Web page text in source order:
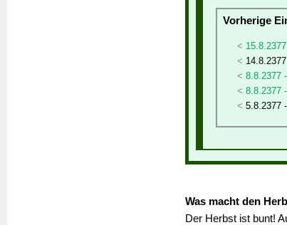
Vorherige
8.8.2377
8.8.2377
5.8.2377
Was macht den
Der Herbst ist bunt!